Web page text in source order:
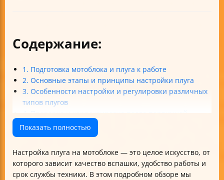
Содержание:
1. Подготовка мотоблока и плуга к работе
2. Основные этапы и принципы настройки плуга
3. Особенности настройки и регулировки различных
типов плугов
настройки
5. Практические советы и распространённые ошибки
Показать полностью
Настройка плуга на мотоблоке — это целое искусство, от
которого зависит качество вспашки, удобство работы и
срок службы техники. В этом подробном обзоре мы